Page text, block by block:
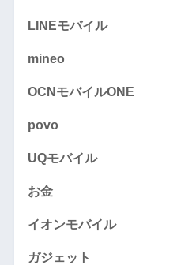
LINEモバイル
mineo
OCNモバイルONE
povo
UQモバイル
お金
イオンモバイル
ガジェット